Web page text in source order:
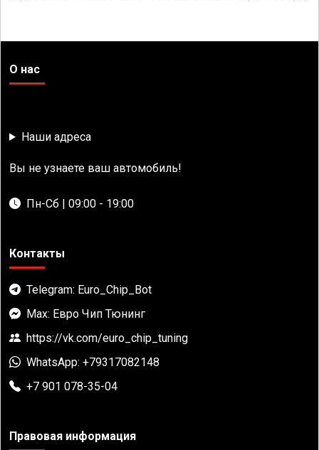
О нас
Наши адреса
Вы не узнаете ваш автомобиль!
Пн-Сб | 09:00 - 19:00
Контакты
Telegram: Euro_Chip_Bot
Max: Евро Чип Тюнинг
https://vk.com/euro_chip_tuning
WhatsApp: +79317082148
+7 901 078-35-04
Правовая информация